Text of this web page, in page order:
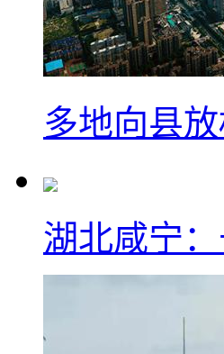
多地向县
湖北咸宁